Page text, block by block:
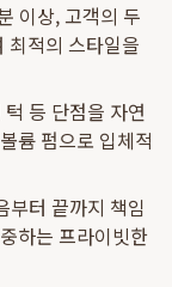
이상, 고객의 두
최적의 스타일을
등 단점을 자연
륨 펌으로 입체적
부터 끝까지 책임
하는 프라이빗한